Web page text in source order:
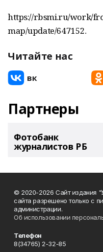
https://rbsmi.ru/work/
map/update/647152.
Читайте нас
Партнеры
Фотобанк
журналистов РБ
© 2020-2026 Сайт издания
сайта разрешено только с
администрации.
Об использовании
Телефон
8(34765) 2-32-85